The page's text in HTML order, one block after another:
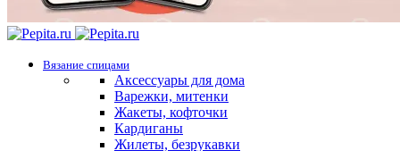
Вязание спицами
Аксессуары для дома
Варежки, митенки
Жакеты, кофточки
Кардиганы
Жилеты, безрукавки